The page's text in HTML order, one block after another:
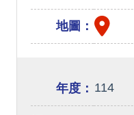
地圖：
年度： 114